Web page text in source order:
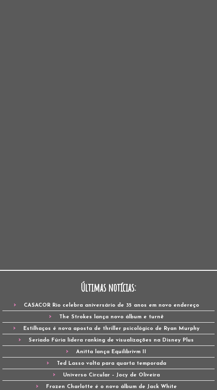
Últimas notícias:
CASACOR Rio celebra aniversário de 35 anos em novo endereço
The Strokes lança novo álbum e turnê
Estilhaços é nova aposta de thriller psicológico de Ryan Murphy
Seriado Fúria lidera ranking de visualizações na Disney Plus
Anitta lança Equilibrivm II
Ted Lasso volta para quarta temporada
Universo Circular – Jocy de Oliveira
Frozen Charlotte é o novo álbum de Jack White